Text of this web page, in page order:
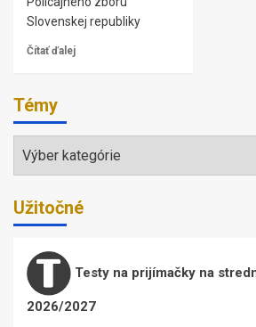
Slovenskej republiky
Čítať ďalej
Témy
Témy
Užitočné
Testy na prijímačky na
2026/2027